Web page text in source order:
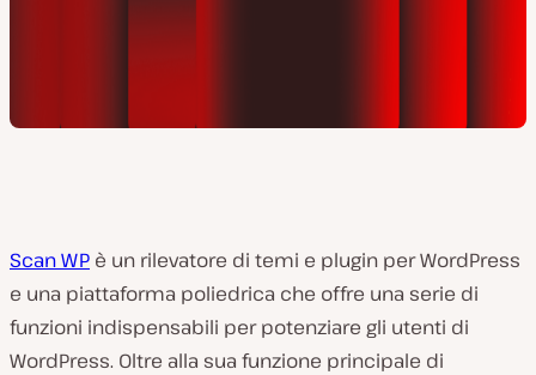
Scan WP è un rilevatore di temi e plugin per WordPress
e una piattaforma poliedrica che offre una serie di
funzioni indispensabili per potenziare gli utenti di
WordPress. Oltre alla sua funzione principale di